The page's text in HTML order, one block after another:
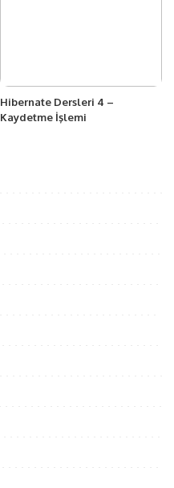
Hibernate Dersleri 4 –
Kaydetme İşlemi